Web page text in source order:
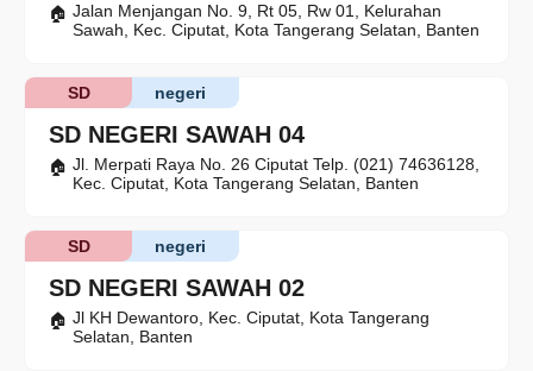
Jalan Menjangan No. 9, Rt 05, Rw 01, Kelurahan
Sawah, Kec. Ciputat, Kota Tangerang Selatan, Banten
SD NEGERI SAWAH 04
negeri
SD
Jl. Merpati Raya No. 26 Ciputat Telp. (021) 74636128,
Kec. Ciputat, Kota Tangerang Selatan, Banten
SD NEGERI SAWAH 02
negeri
SD
Jl KH Dewantoro, Kec. Ciputat, Kota Tangerang
Selatan, Banten